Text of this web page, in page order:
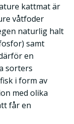
kattmat är
våtfoder
naturlig halt
samt
en
sorters
i form av
med olika
får en